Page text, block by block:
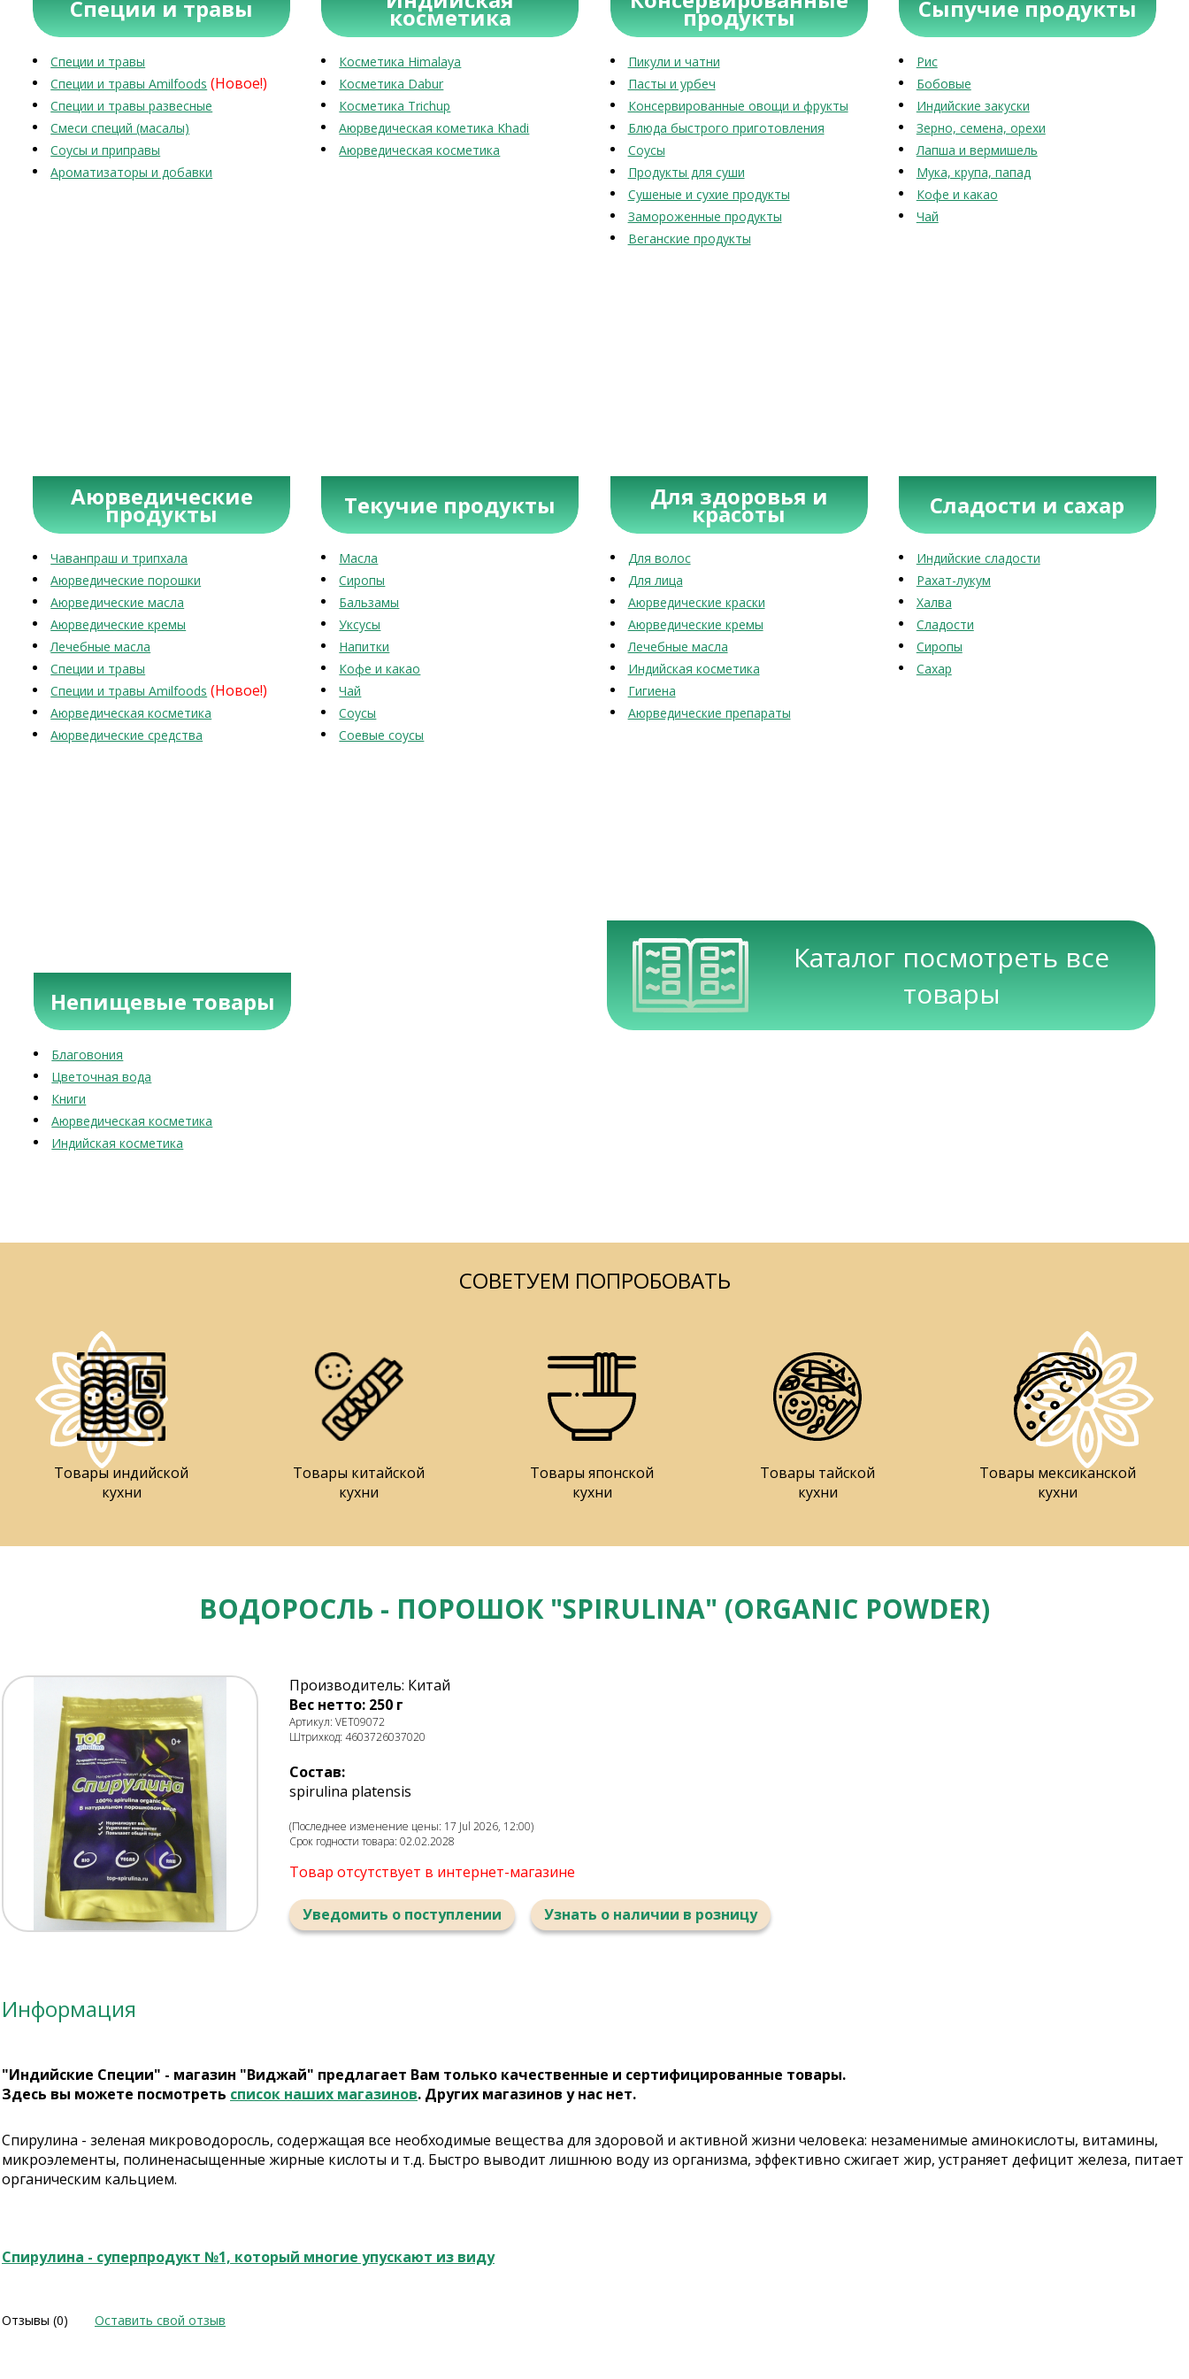
Специи и травы
Специи и травы
Специи и травы Amilfoods (Новое!)
Специи и травы развесные
Смеси специй (масалы)
Соусы и приправы
Ароматизаторы и добавки
косметика
Косметика Himalaya
Косметика Dabur
Косметика Trichup
Аюрведическая кометика Khadi
Аюрведическая косметика
продукты
Пикули и чатни
Пасты и урбеч
Консервированные овощи и фрукты
Блюда быстрого приготовления
Соусы
Продукты для суши
Сушеные и сухие продукты
Замороженные продукты
Веганские продукты
Сыпучие продукты
Рис
Бобовые
Индийские закуски
Зерно, семена, орехи
Лапша и вермишель
Мука, крупа, папад
Кофе и какао
Чай
Аюрведические
продукты
Чаванпраш и трипхала
Аюрведические порошки
Аюрведические масла
Аюрведические кремы
Лечебные масла
Специи и травы
Специи и травы Amilfoods (Новое!)
Аюрведическая косметика
Аюрведические средства
Текучие продукты
Масла
Сиропы
Бальзамы
Уксусы
Напитки
Кофе и какао
Чай
Соусы
Соевые соусы
Для здоровья и
красоты
Для волос
Для лица
Аюрведические краски
Аюрведические кремы
Лечебные масла
Индийская косметика
Гигиена
Аюрведические препараты
Сладости и сахар
Индийские сладости
Рахат-лукум
Халва
Сладости
Сиропы
Сахар
Непищевые товары
Благовония
Цветочная вода
Книги
Аюрведическая косметика
Индийская косметика
Каталог посмотреть все
товары
СОВЕТУЕМ ПОПРОБОВАТЬ
Товары индийской
кухни
Товары китайской
кухни
Товары японской
кухни
Товары тайской
кухни
Товары мексиканской
кухни
ВОДОРОСЛЬ - ПОРОШОК "SPIRULINA" (ORGANIC POWDER)
Производитель: Китай
Вес нетто: 250 г
Артикул: VET09072
Штрихкод: 4603726037020
Состав:
spirulina platensis
(Последнее изменение цены: 17 Jul 2026, 12:00)
Срок годности товара: 02.02.2028
Товар отсутствует в интернет-магазине
Уведомить о поступлении Узнать о наличии в розницу
Информация
"Индийские Специи" - магазин "Виджай" предлагает Вам только качественные и сертифицированные товары.
Здесь вы можете посмотреть список наших магазинов. Других магазинов у нас нет.
Спирулина - зеленая микроводоросль, содержащая все необходимые вещества для здоровой и активной жизни человека: незаменимые аминокислоты, витамины,
микроэлементы, полиненасыщенные жирные кислоты и т.д. Быстро выводит лишнюю воду из организма, эффективно сжигает жир, устраняет дефицит железа, питает
органическим кальцием.
Спирулина - суперпродукт №1, который многие упускают из виду
Отзывы (0) Оставить свой отзыв